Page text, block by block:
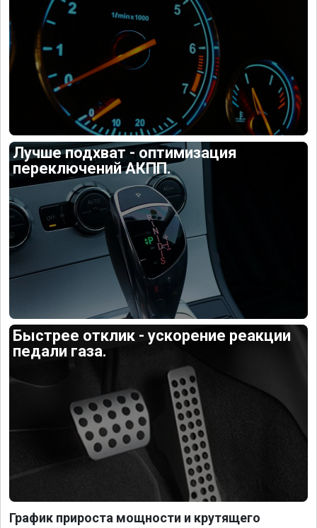
Лучше подхват - оптимизация
переключений АКПП.
Быстрее отклик - ускорение реакции
педали газа.
График прироста мощности и крутящего